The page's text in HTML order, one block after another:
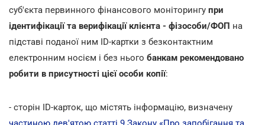
суб'єкта первинного фінансового моніторингу при
ідентифікації та верифікації клієнта - фізособи/ФОП на
підставі поданої ним ID-картки з безконтактним
електронним носієм і без нього банкам рекомендовано
робити в присутності цієї особи копії:
- сторін ID-карток, що містять інформацію, визначену